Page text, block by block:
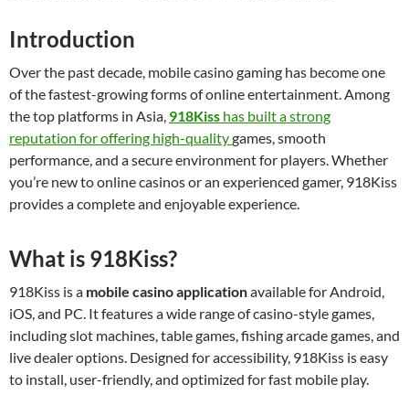
Introduction
Over the past decade, mobile casino gaming has become one
of the fastest-growing forms of online entertainment. Among
the top platforms in Asia, 918Kiss has built a strong
reputation for offering high-qualitygames, smooth
performance, and a secure environment for players. Whether
you’re new to online casinos or an experienced gamer, 918Kiss
provides a complete and enjoyable experience.
What is 918Kiss?
918Kiss is a mobile casino applicationavailable for Android,
iOS, and PC. It features a wide range of casino-style games,
including slot machines, table games, fishing arcade games, and
live dealer options. Designed for accessibility, 918Kiss is easy
to install, user-friendly, and optimized for fast mobile play.